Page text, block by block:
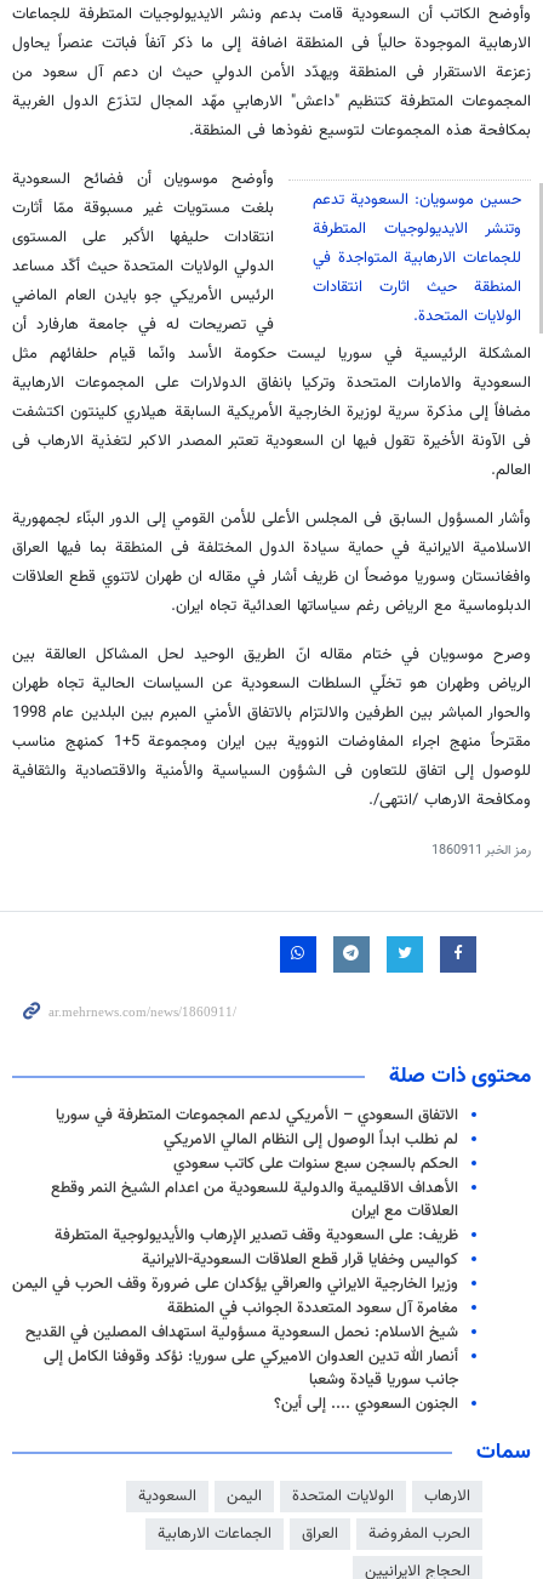
وأوضح الكاتب أن السعودية قامت بدعم ونشر الايديولوجيات المتطرفة للجماعات
الارهابية الموجودة حالياً فى المنطقة اضافة إلى ما ذكر آنفاً فباتت عنصراً يحاول
زعزعة الاستقرار فى المنطقة ويهدّد الأمن الدولي حيث ان دعم آل سعود من
المجموعات المتطرفة كتنظيم "داعش" الارهابي مهّد المجال لتذرّع الدول الغربية
بمكافحة هذه المجموعات لتوسيع نفوذها فى المنطقة.
حسين موسويان: السعودية تدعم
وتنشر الايديولوجيات المتطرفة
للجماعات الارهابية المتواجدة في
المنطقة حيث اثارت انتقادات
الولايات المتحدة.
وأوضح موسويان أن فضائح السعودية
بلغت مستويات غير مسبوقة ممّا أثارت
انتقادات حليفها الأكبر على المستوى
الدولي الولايات المتحدة حيث أكّد مساعد
الرئيس الأمريكي جو بايدن العام الماضي
في تصريحات له في جامعة هارفارد أن
المشكلة الرئيسية في سوريا ليست حكومة الأسد وانّما قيام حلفائهم مثل
السعودية والامارات المتحدة وتركيا بانفاق الدولارات على المجموعات الارهابية
مضافاً إلى مذكرة سرية لوزيرة الخارجية الأمريكية السابقة هيلاري كلينتون اكتشفت
فى الآونة الأخيرة تقول فيها ان السعودية تعتبر المصدر الاكبر لتغذية الارهاب فى
العالم.
وأشار المسؤول السابق فى المجلس الأعلى للأمن القومي إلى الدور البنّاء لجمهورية
الاسلامية الايرانية في حماية سيادة الدول المختلفة فى المنطقة بما فيها العراق
وافغانستان وسوريا موضحاً ان ظريف أشار في مقاله ان طهران لاتنوي قطع العلاقات
الدبلوماسية مع الرياض رغم سياساتها العدائية تجاه ايران.
وصرح موسويان في ختام مقاله انّ الطريق الوحيد لحل المشاكل العالقة بين
الرياض وطهران هو تخلّي السلطات السعودية عن السياسات الحالية تجاه طهران
والحوار المباشر بين الطرفين والالتزام بالاتفاق الأمني المبرم بين البلدين عام 1998
مقترحاً منهج اجراء المفاوضات النووية بين ايران ومجموعة 5+1 كمنهج مناسب
للوصول إلى اتفاق للتعاون فى الشؤون السياسية والأمنية والاقتصادية والثقافية
ومكافحة الارهاب /انتهى/.
رمز الخبر 1860911
محتوى ذات صلة
الاتفاق السعودي – الأمريكي لدعم المجموعات المتطرفة في سوريا
لم نطلب ابداً الوصول إلى النظام المالي الامريكي
الحكم بالسجن سبع سنوات على كاتب سعودي
الأهداف الاقليمية والدولية للسعودية من اعدام الشيخ النمر وقطع
العلاقات مع ايران
ظريف: على السعودية وقف تصدير الإرهاب والأيديولوجية المتطرفة
كواليس وخفايا قرار قطع العلاقات السعودية-الايرانية
وزيرا الخارجية الايراني والعراقي يؤكدان على ضرورة وقف الحرب في اليمن
مغامرة آل سعود المتعددة الجوانب في المنطقة
شيخ الاسلام: نحمل السعودية مسؤولية استهداف المصلين في القديح
أنصار الله تدين العدوان الاميركي على سوريا: نؤكد وقوفنا الكامل إلى
جانب سوريا قيادة وشعبا
الجنون السعودي .... إلى أين؟
سمات
الارهاب الولايات المتحدة اليمن
السعودية
الحرب المفروضة
العراق
الجماعات الارهابية
الحجاج الايرانيين